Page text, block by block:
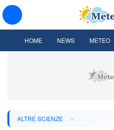
HOME NEWS METEO
ALTRE SCIENZE »